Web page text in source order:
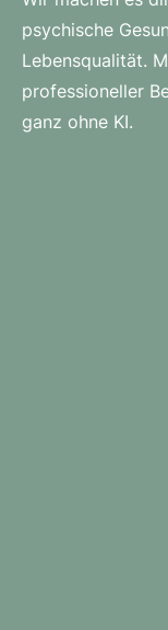
psychische
Lebensqualität.
professioneller
ganz ohne KI.